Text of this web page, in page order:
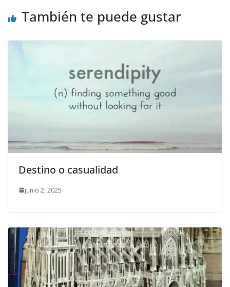
También te puede gustar
Destino o casualidad
junio 2, 2025